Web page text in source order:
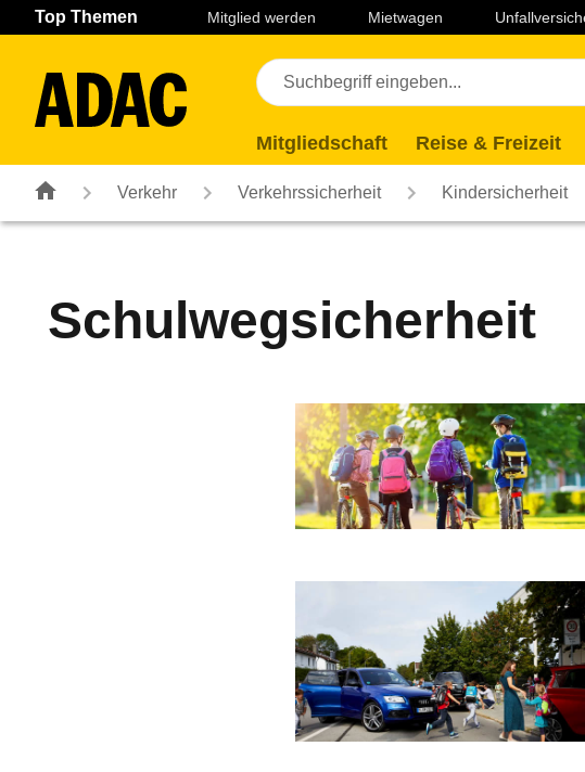
Navigation Seiteninhalt Fußzeile
Top Themen Mitglied werden Mietwagen
Mitgliedschaft Reise & Freizeit
Verkehr Verkehrssicherheit Kindersicherheit
Schulwegsicherheit